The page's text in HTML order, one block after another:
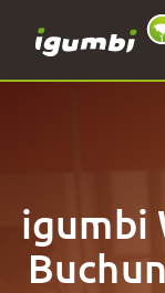
igumbi